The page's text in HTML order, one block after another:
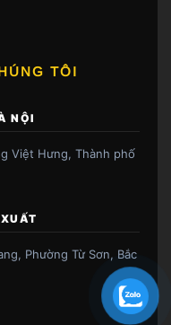
TÔI
NỘI
Việt Hưng, Thành phố
Phường Từ Sơn, Bắc